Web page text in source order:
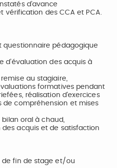
d’avance
vérification des CCA et PCA.
questionnaire pédagogique
d’évaluation des acquis à
au stagiaire,
formatives pendant
réalisation d'exercices
de compréhension et mises
bilan oral à chaud,
des acquis et de satisfaction
de fin de stage et/ou